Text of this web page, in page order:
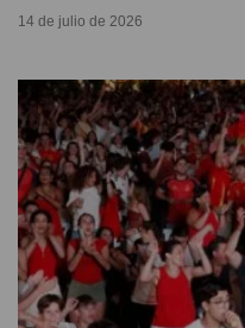
14 de julio de 2026